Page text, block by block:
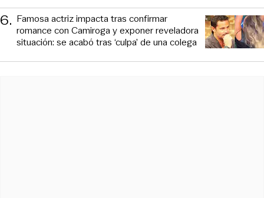
6. Famosa actriz impacta tras confirmar
romance con Camiroga y exponer reveladora
situación: se acabó tras ‘culpa’ de una colega